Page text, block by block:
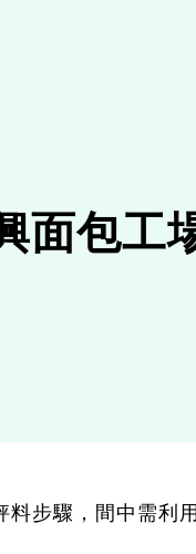
面包工
步驟，間中需利